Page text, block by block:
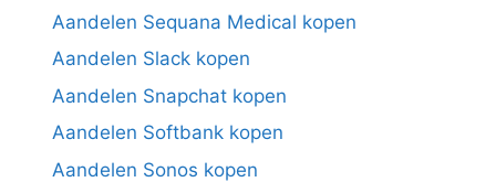
Aandelen Sequana Medical kopen
Aandelen Slack kopen
Aandelen Snapchat kopen
Aandelen Softbank kopen
Aandelen Sonos kopen